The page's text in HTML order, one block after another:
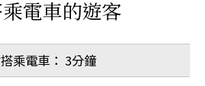
電車的遊客
乘電車： 3分鐘